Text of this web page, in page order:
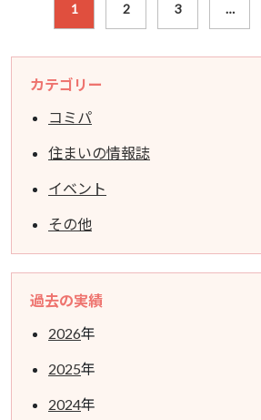
1 2 3 …
カテゴリー
コミパ
住まいの情報誌
イベント
その他
過去の実績
2026年
2025年
2024年